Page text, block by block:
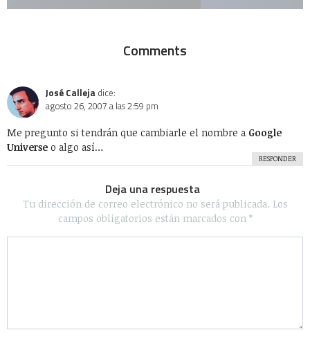
Comments
José Calleja dice:
agosto 26, 2007 a las 2:59 pm
Me pregunto si tendrán que cambiarle el nombre a Google
Universe o algo así…
RESPONDER
Deja una respuesta
Tu dirección de correo electrónico no será publicada. Los
campos obligatorios están marcados con *